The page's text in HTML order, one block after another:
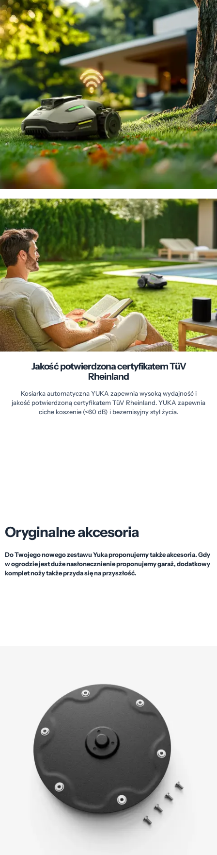
Jakość potwierdzona certyfikatem TüV
Rheinland
Kosiarka automatyczna YUKA zapewnia wysoką wydajność i
jakość potwierdzoną certyfikatem TüV Rheinland. YUKA zapewnia
ciche koszenie (<60 dB) i bezemisyjny styl życia.
Oryginalne akcesoria
Do Twojego nowego zestawu Yuka proponujemy także akcesoria. Gdy
w ogrodzie jest duże nasłonecznienie proponujemy garaż, dodatkowy
komplet noży także przyda się na przyszłość.